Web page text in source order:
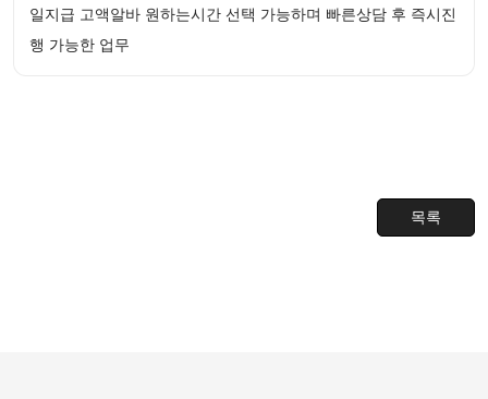
일지급 고액알바 원하는시간 선택 가능하며 빠른상담 후 즉시진
행 가능한 업무
목록